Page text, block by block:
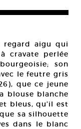
regard aigu qui
cravate perlée
son
le feutre gris
que ce jeune
blouse blanche
bleus, qu’il est
sa silhouette
dans le blanc